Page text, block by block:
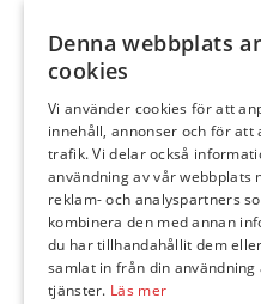
Denna webbplats
cookies
Vi använder cookies för att
innehåll, annonser och för att
trafik. Vi delar också
användning av vår webbplats
reklam- och analyspartners
kombinera den med annan
du har tillhandahållit dem
samlat in från din användning
tjänster. Läs mer